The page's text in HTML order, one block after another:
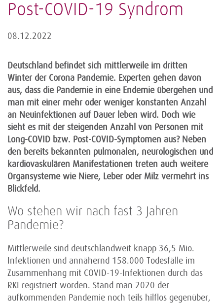
Post-COVID-19 Syndrom
08.12.2022
Deutschland befindet sich mittlerweile im dritten
Winter der Corona Pandemie. Experten gehen davon
aus, dass die Pandemie in eine Endemie übergehen und
man mit einer mehr oder weniger konstanten Anzahl
an Neuinfektionen auf Dauer leben wird. Doch wie
sieht es mit der steigenden Anzahl von Personen mit
Long-COVID bzw. Post-COVID-Symptomen aus? Neben
den bereits bekannten pulmonalen, neurologischen und
kardiovaskulären Manifestationen treten auch weitere
Organsysteme wie Niere, Leber oder Milz vermehrt ins
Blickfeld.
Wo stehen wir nach fast 3 Jahren
Pandemie?
Mittlerweile sind deutschlandweit knapp 36,5 Mio.
Infektionen und annähernd 158.000 Todesfälle im
Zusammenhang mit COVID-19-Infektionen durch das
RKI registriert worden. Stand man 2020 der
aufkommenden Pandemie noch teils hilflos gegenüber,